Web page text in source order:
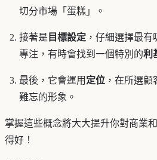
切分市場「蛋糕」。
接著是 目標設定 ，仔細選擇最
專注，有時會找到一個特別的利
最後，它會運用 定位 ，在所選
難忘的形象。
掌握這些概念將大大提升你對商業
得好！